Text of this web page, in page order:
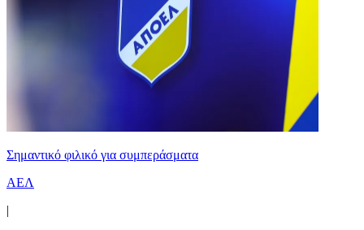
Σημαντικό φιλικό για συμπεράσματα
ΑΕΛ
|